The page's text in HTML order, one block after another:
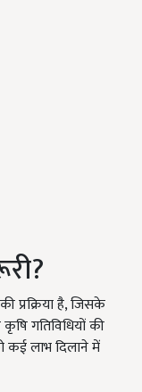
प्रक्रिया है, जिसके
गतिविधियों की
कई लाभ दिलाने में